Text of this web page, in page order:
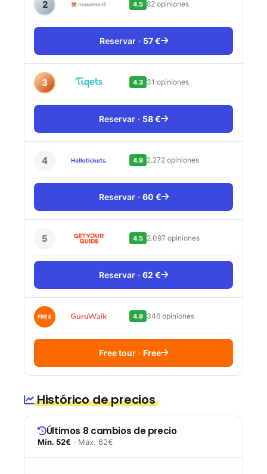
2 4.5 82 opiniones
Reservar 57 €
3 4.3 31 opiniones
Reservar 58 €
4 4.9 2.272 opiniones
Reservar 60 €
5 4.5 2.097 opiniones
Reservar 62 €
FREE 4.9 346 opiniones
Free tour Free
Histórico de precios
Últimos 8 cambios de precio
Mín. 52€ · Máx. 62€